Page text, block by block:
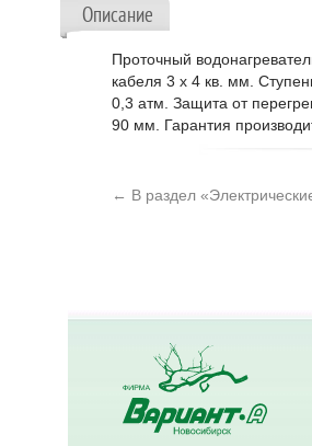
Описание
Проточный
кабеля 3 х 4 кв. мм.
0,3 атм. Защита от
90 мм. Гарантия
← В раздел